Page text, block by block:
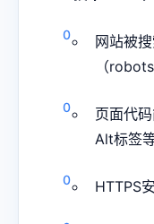
网站被
（
页面代
Alt标签等
HTTPS